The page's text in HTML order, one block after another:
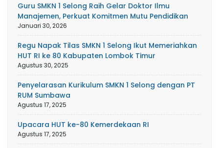
Guru SMKN 1 Selong Raih Gelar Doktor Ilmu
Manajemen, Perkuat Komitmen Mutu Pendidikan
Januari 30, 2026
Regu Napak Tilas SMKN 1 Selong Ikut Memeriahkan
HUT RI ke 80 Kabupaten Lombok Timur
Agustus 30, 2025
Penyelarasan Kurikulum SMKN 1 Selong dengan PT
RUM Sumbawa
Agustus 17, 2025
Upacara HUT ke-80 Kemerdekaan RI
Agustus 17, 2025